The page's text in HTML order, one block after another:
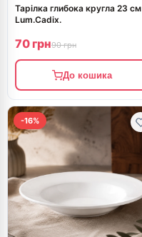
Тарілка глибока кругла 23 см
Lum.Cadix.
70 грн90 грн
До кошика
-16%